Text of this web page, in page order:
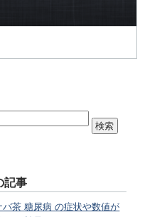
記事
バ茶 糖尿病 の症状や数値が